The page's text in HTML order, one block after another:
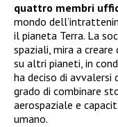
quattro membri
mondo
il pianeta Terra. La
spaziali, mira a
su altri pianeti, in
ha deciso di
grado di combinare
aerospaziale e
umano.